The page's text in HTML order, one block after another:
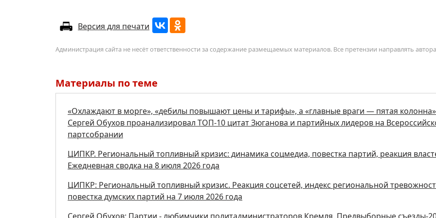
Версия для печати
Администрация сайта не несёт ответственности за содержание размещаемых материалов. Все претензии направлять
Материалы по теме
«Охлаждают в морге», «дебилы повышают цены и тарифы», а «главные враги — пятая
Сергей Обухов проанализировал ТОП-10 цитат Зюганова и партийных лидеров на
партсобрании
ЦИПКР. Региональный топливный кризис: динамика соцмедиа, повестка партий, реакция
Ежедневная сводка на 8 июля 2026 года
ЦИПКР: Региональный топливный кризис. Реакция соцсетей, индекс региональной
повестка думских партий на 7 июля 2026 года